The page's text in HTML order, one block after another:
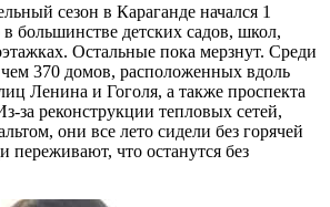
сезон в Караганде начался 1
в большинстве детских садов, школ,
Остальные пока мерзнут. Среди
370 домов, расположенных вдоль
Ленина и Гоголя, а также проспекта
за реконструкции тепловых сетей,
они все лето сидели без горячей
переживают, что останутся без